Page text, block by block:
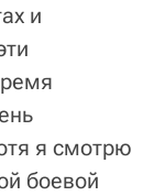
и
я смотрю
боевой